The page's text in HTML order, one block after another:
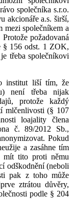
společníka s.r.o.
akcionáře a.s. širší,
mezi společníkem a
požadovaná
§ 156 odst. 1 ZOK,
třeba společníkovi
institut liší tím, že
není třeba nijak
protože každý
mlčenlivosti (§ 107
loajality člena
č. 89/2012 Sb.,
Pokud
a zasáhne tím
mít tito proti němu
odškodnění (neboli
pak z toho může
ztrátou důvěry,
podle § 204